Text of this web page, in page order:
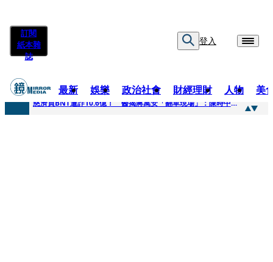
訂閱
紙本雜
誌
登入
最新 娛樂 政治社會 財經理財 人物 美
快訊
慈濟買BNT遭詐10.6億！ 醫揭蔣萬安「翻車現場」：陳時中當年是阻止被騙